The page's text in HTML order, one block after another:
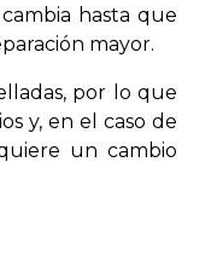
hasta que
mayor.
por lo que
y, en el caso de
un cambio